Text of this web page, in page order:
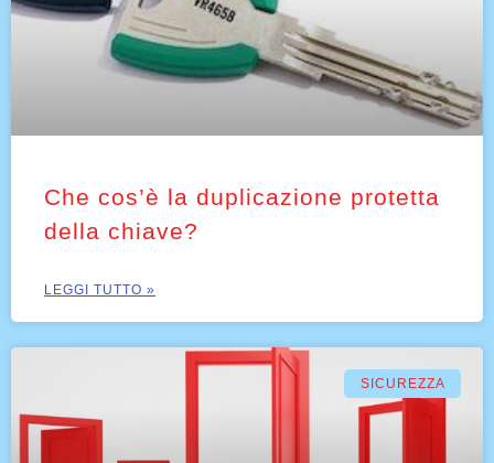
Che cos’è la duplicazione protetta
della chiave?
LEGGI TUTTO »
SICUREZZA